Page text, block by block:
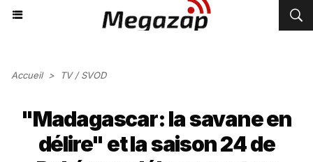
Accueil > TV / SVOD
"Madagascar: la savane en
délire" et la saison 24 de